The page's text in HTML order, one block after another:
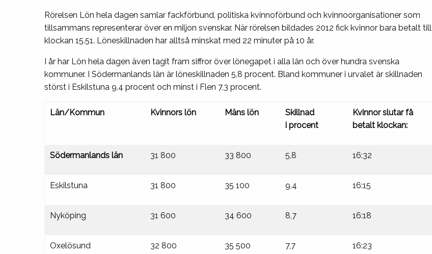
Rörelsen Lön hela dagen samlar fackförbund, politiska kvinnoförbund och kvinnoorganisationer som
tillsammans representerar över en miljon svenskar. När rörelsen bildades 2012 fick kvinnor bara betalt till
klockan 15.51. Löneskillnaden har alltså minskat med 22 minuter på 10 år.
I år har Lön hela dagen även tagit fram siffror över lönegapet i alla län och över hundra svenska
kommuner. I Södermanlands län är löneskillnaden 5,8 procent. Bland kommuner i urvalet är skillnaden
störst i Eskilstuna 9,4 procent och minst i Flen 7,3 procent.
Län/Kommun Kvinnors lön Mäns lön
Skillnad
i procent
Kvinnor slutar få
betalt klockan:
Södermanlands län 31 800 33 800 5,8 16:32
Eskilstuna 31 800 35 100 9,4 16:15
Nyköping 31 600 34 600 8,7 16:18
Oxelösund 32 800 35 500 7,7 16:23